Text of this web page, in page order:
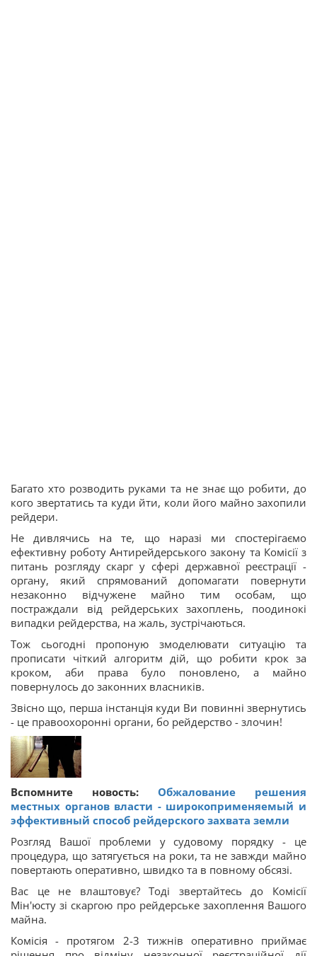
Багато хто розводить руками та не знає що робити, до
кого звертатись та куди йти, коли його майно захопили
рейдери.
Не дивлячись на те, що наразі ми спостерігаємо
ефективну роботу Антирейдерського закону та Комісії з
питань розгляду скарг у сфері державної реєстрації -
органу, який спрямований допомагати повернути
незаконно відчужене майно тим особам, що
постраждали від рейдерських захоплень, поодинокі
випадки рейдерства, на жаль, зустрічаються.
Тож сьогодні пропоную змоделювати ситуацію та
прописати чіткий алгоритм дій, що робити крок за
кроком, аби права було поновлено, а майно
повернулось до законних власників.
Звісно що, перша інстанція куди Ви повинні звернутись
- це правоохоронні органи, бо рейдерство - злочин!
Вспомните новость: Обжалование решения
местных органов власти - широкоприменяемый и
эффективный способ рейдерского захвата земли
Розгляд Вашої проблеми у судовому порядку - це
процедура, що затягується на роки, та не завжди майно
повертають оперативно, швидко та в повному обсязі.
Вас це не влаштовує? Тоді звертайтесь до Комісії
Мін'юсту зі скаргою про рейдерське захоплення Вашого
майна.
Комісія - протягом 2-3 тижнів оперативно приймає